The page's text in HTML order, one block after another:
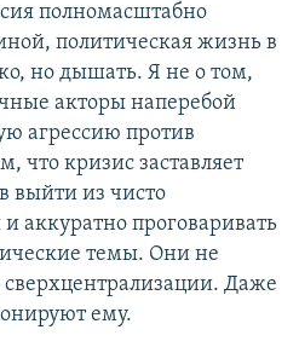
полномасштабно
политическая жизнь в
но дышать. Я не о том,
акторы наперебой
агрессию против
что кризис заставляет
выйти из чисто
аккуратно проговаривать
темы. Они не
Даже
ему.